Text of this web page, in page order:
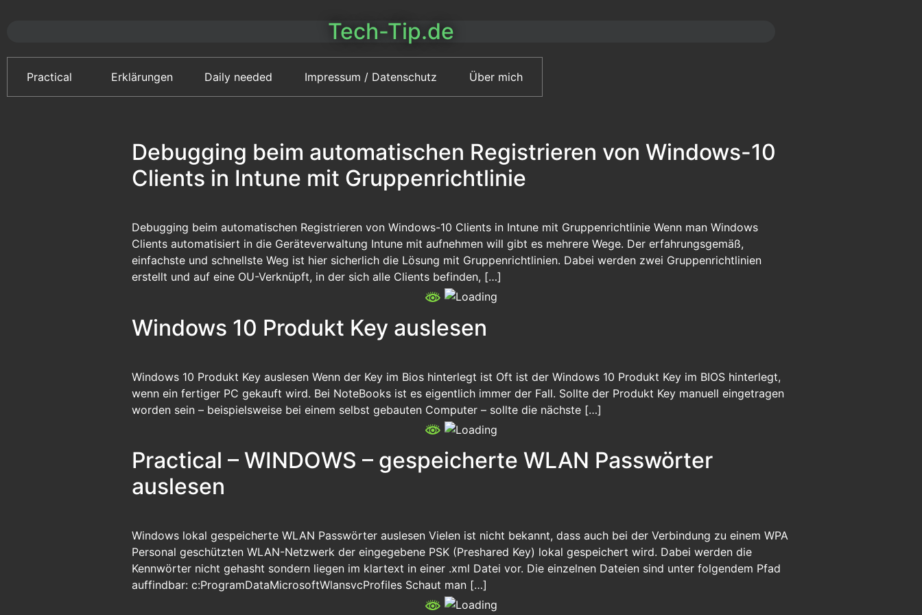
Tech-Tip.de
Practical Erklärungen Daily needed Impressum / Datenschutz Über mich
Debugging beim automatischen Registrieren von Windows-10
Clients in Intune mit Gruppenrichtlinie
Debugging beim automatischen Registrieren von Windows-10 Clients in Intune mit Gruppenrichtlinie Wenn man Windows
Clients automatisiert in die Geräteverwaltung Intune mit aufnehmen will gibt es mehrere Wege. Der erfahrungsgemäß,
einfachste und schnellste Weg ist hier sicherlich die Lösung mit Gruppenrichtlinien. Dabei werden zwei Gruppenrichtlinien
erstellt und auf eine OU-Verknüpft, in der sich alle Clients befinden, […]
Windows 10 Produkt Key auslesen
Windows 10 Produkt Key auslesen Wenn der Key im Bios hinterlegt ist Oft ist der Windows 10 Produkt Key im BIOS hinterlegt,
wenn ein fertiger PC gekauft wird. Bei NoteBooks ist es eigentlich immer der Fall. Sollte der Produkt Key manuell eingetragen
worden sein – beispielsweise bei einem selbst gebauten Computer – sollte die nächste […]
Practical – WINDOWS – gespeicherte WLAN Passwörter
auslesen
Windows lokal gespeicherte WLAN Passwörter auslesen Vielen ist nicht bekannt, dass auch bei der Verbindung zu einem WPA
Personal geschützten WLAN-Netzwerk der eingegebene PSK (Preshared Key) lokal gespeichert wird. Dabei werden die
Kennwörter nicht gehasht sondern liegen im klartext in einer .xml Datei vor. Die einzelnen Dateien sind unter folgendem Pfad
auffindbar: c:ProgramDataMicrosoftWlansvcProfiles Schaut man […]